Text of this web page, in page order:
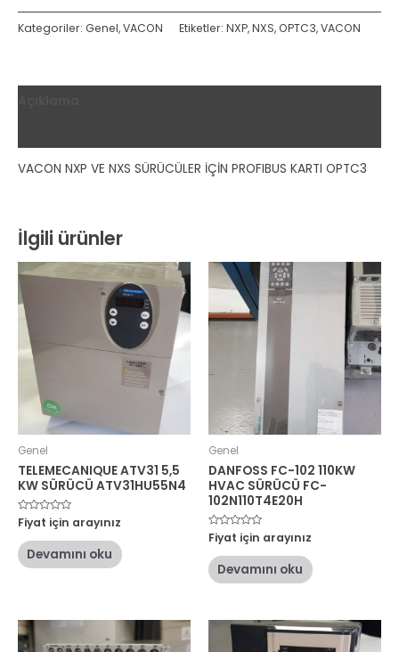
Kategoriler: Genel,VACON Etiketler: NXP,NXS,OPTC3,VACON
VACON NXP VE NXS SÜRÜCÜLER İÇİN PROFIBUS KARTI OPTC3
İlgili ürünler
Genel
TELEMECANIQUE ATV31 5,5
KW SÜRÜCÜ ATV31HU55N4
5
üzerinden
oy
aldı
Fiyat için arayınız
Devamını oku
Genel
DANFOSS FC-102 110KW
HVAC SÜRÜCÜ FC-
102N110T4E20H
5
üzerinden
oy
aldı
Fiyat için arayınız
Devamını oku